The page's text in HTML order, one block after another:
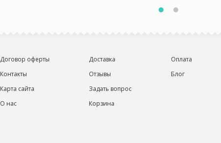
Договор оферты
Контакты
Карта сайта
О нас
Доставка
Отзывы
Задать вопрос
Корзина
Оплата
Блог